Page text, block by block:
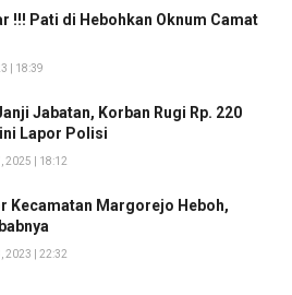
!!! Pati di Hebohkan Oknum Camat
| 18:39
Jabatan, Korban Rugi Rp. 220
Lapor Polisi
2025 | 18:12
Kecamatan Margorejo Heboh,
2023 | 22:32